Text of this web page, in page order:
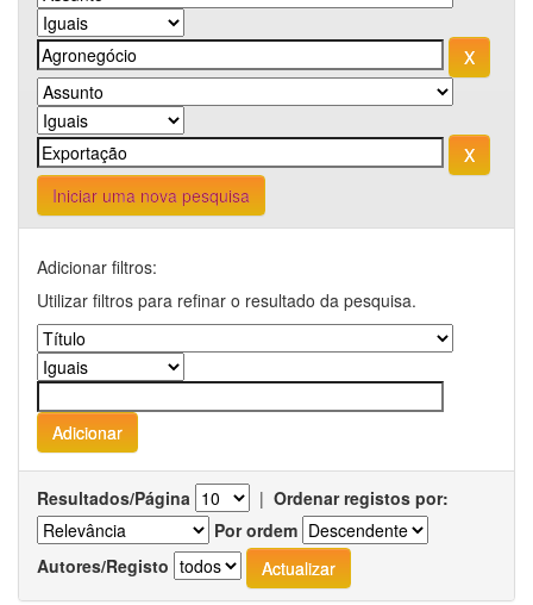
Iniciar uma nova pesquisa
Adicionar filtros:
Utilizar filtros para refinar o resultado da pesquisa.
Resultados/Página | Ordenar registos por:
Por ordem
Autores/Registo